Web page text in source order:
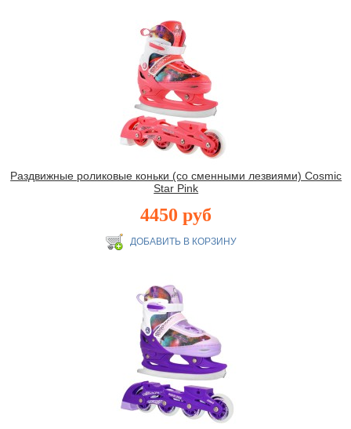
Раздвижные роликовые коньки (со сменными лезвиями) Cosmic
Star Pink
4450 руб